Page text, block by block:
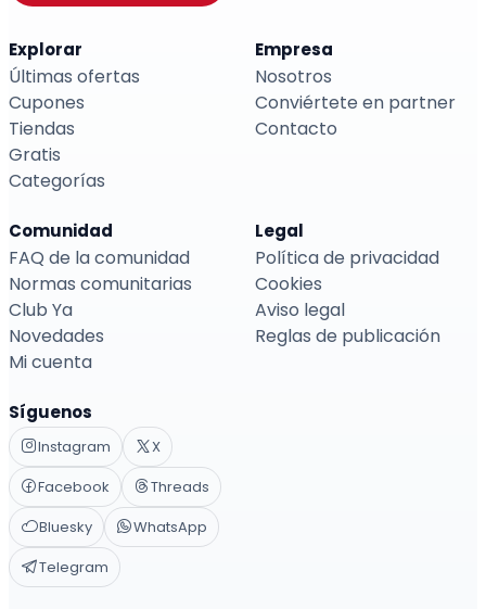
Explorar
Últimas ofertas
Cupones
Tiendas
Gratis
Categorías
Empresa
Nosotros
Conviértete en partner
Contacto
Comunidad
FAQ de la comunidad
Normas comunitarias
Club Ya
Novedades
Mi cuenta
Legal
Política de privacidad
Cookies
Aviso legal
Reglas de publicación
Síguenos
Instagram
X
Facebook
Threads
Bluesky
WhatsApp
Telegram